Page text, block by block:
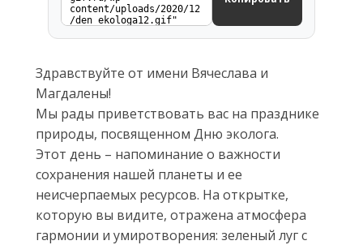
Здравствуйте от имени Вячеслава и
Магдалены!
Мы рады приветствовать вас на празднике
природы, посвященном Дню эколога.
Этот день – напоминание о важности
сохранения нашей планеты и ее
неисчерпаемых ресурсов. На открытке,
которую вы видите, отражена атмосфера
гармонии и умиротворения: зеленый луг с